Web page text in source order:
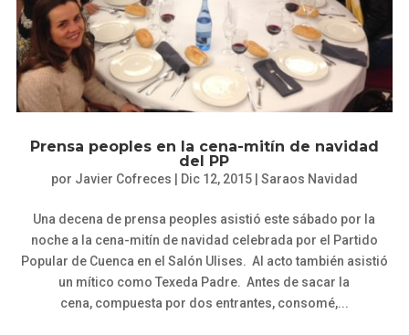
Prensa peoples en la cena-mitín de navidad
del PP
por Javier Cofreces Dic 12, 2015| Saraos Navidad
Una decena de prensa peoples asistió este sábado por la
noche a la cena-mitín de navidad celebrada por el Partido
Popular de Cuenca en el Salón Ulises. Al acto también asistió
un mítico como Texeda Padre. Antes de sacar la
cena, compuesta por dos entrantes, consomé,...